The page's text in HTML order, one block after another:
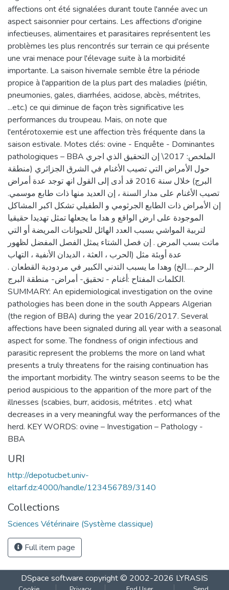
affections ont été signalées durant toute l'année avec un
aspect saisonnier pour certains. Les affections d'origine
infectieuses, alimentaires et parasitaires représentent les
problèmes les plus rencontrés sur terrain ce qui présente
une vrai menace pour l'élevage suite à la morbidité
importante. La saison hivernale semble être la période
propice à l'apparition de la plus part des maladies (piétin,
pneumonies, gales, diarrhées, acidose, abcès, métrites,
...etc.) ce qui diminue de façon très significative les
performances du troupeau. Mais, on note que
l'entérotoxemie est une affection très fréquente dans la
saison estivale. Motes clés: ovine - Enquête - Dominantes
pathologiques – BBA الملخص: 2017\ إن التحقیق الذي اجري
حول الأمراض التي تصیب الأغنام في الشرق الجزائري (منطقة
البرج) خلال سنة 2016 قد أدى إلى القول انھ توجد عدة أمراض
تصیب الأغنام على مدار السنة ، إن العدید منھا ذات طابع موسمي.
إن الأمراض ذات الطابع الجرثومي و الطفیلي تشكل اكبر المشاكل
الموجودة على ارض الواقع و ھدا ما یجعلھا تمثل تھدیدا حقیقیا
لتربیة المواشي بسبب العدد الھائل للحیوانات المریضة أو التي
ماتت بسب المرض . إن فصل الشتاء یمثل الفصل المفضل لظھور
عدة أوبئة مثل (الحرب ، العثة ، الدیدان الأنفیة ، التھاب
الرحم.....الخ) وھدا ما یسبب التدني الكبیر في مردودیة القطعان .
الكلمات المفتاح :أغنام - تحقیق- أمراض- منطقة البرج.
SUMMARY: An epidemiological investigation on the ovine
pathologies has been done in the south Appears Algerian
(the region of BBA) during the year 2016/2017. Several
affections have been signaled during all year with a seasonal
aspect for some. The fondness of origin infectious and
parasitic represent the problems the more on land what
presents a truly threatens for the raising continuation has
the important morbidity. The wintry season seems to be the
period auspicious to the apparition of the more part of the
illnesses (scabies, burr, acidosis, métrites . etc) what
decreases in a very meaningful way the performances of the
herd. KEY WORDS: ovine – Investigation – Pathology -
BBA
URI
http://depotucbet.univ-
eltarf.dz:4000/handle/123456789/3140
Collections
Sciences Vétérinaire (Système classique)
Full item page
DSpace software copyright © 2002-2026 LYRASIS